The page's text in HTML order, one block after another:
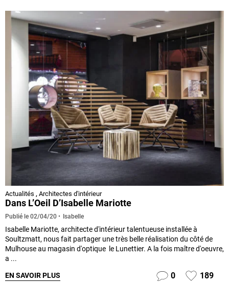
Actualités , Architectes d'intérieur
Dans L’Oeil D’Isabelle Mariotte
Publié le 02/04/20 Isabelle
Isabelle Mariotte, architecte d'intérieur talentueuse installée à
Soultzmatt, nous fait partager une très belle réalisation du côté de
Mulhouse au magasin d'optique le Lunettier. A la fois maître d'oeuvre,
a ...
EN SAVOIR PLUS 0 189